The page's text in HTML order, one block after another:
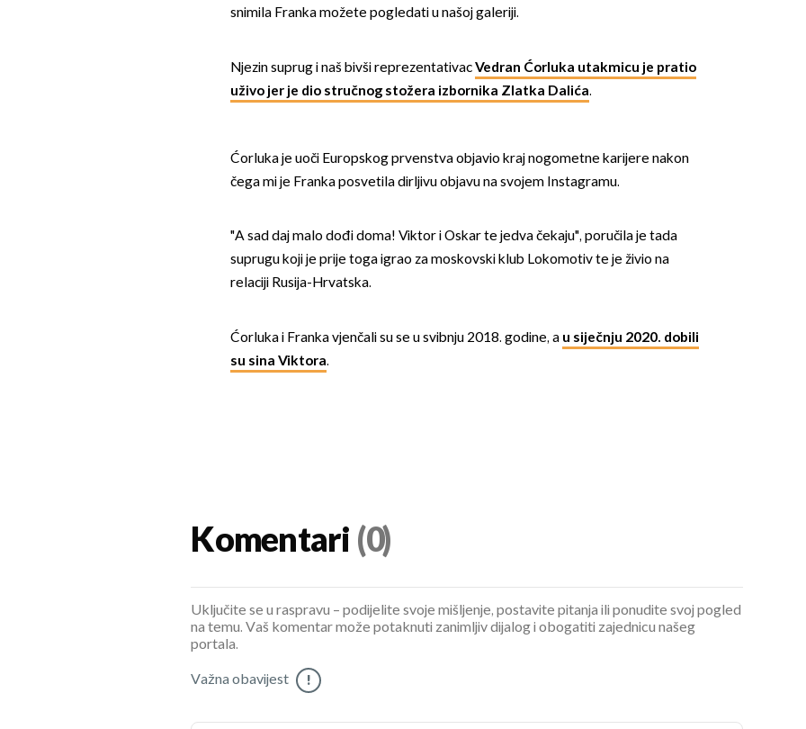
snimila Franka možete pogledati u našoj galeriji.
Njezin suprug i naš bivši reprezentativacVedran Ćorluka utakmicu je pratio
uživo jer je dio stručnog stožera izbornika Zlatka Dalića.
Ćorluka je uoči Europskog prvenstva objavio kraj nogometne karijere nakon
čega mi je Franka posvetila dirljivu objavu na svojem Instagramu.
"A sad daj malo dođi doma! Viktor i Oskar te jedva čekaju", poručila je tada
suprugu koji je prije toga igrao za moskovski klub Lokomotiv te je živio na
relaciji Rusija-Hrvatska.
Ćorluka i Franka vjenčali su se u svibnju 2018. godine, a u siječnju 2020. dobili
su sina Viktora.
Komentari (0)
Uključite se u raspravu – podijelite svoje mišljenje, postavite pitanja ili ponudite svoj pogled
na temu. Vaš komentar može potaknuti zanimljiv dijalog i obogatiti zajednicu našeg
portala.
Važna obavijest !
OMOGUĆI OBAVIJESTI